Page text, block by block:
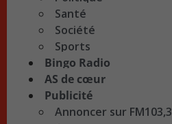
Santé
Société
Sports
Bingo Radio
AS de cœur
Publicité
Annoncer sur FM103,3